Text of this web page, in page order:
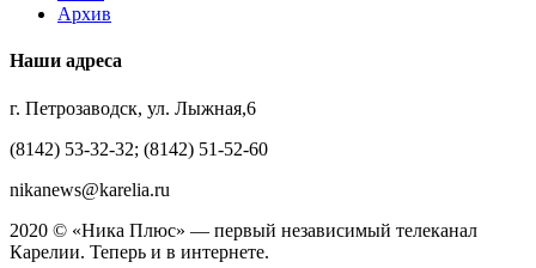
Архив
Наши адреса
г. Петрозаводск, ул. Лыжная,6
(8142) 53-32-32; (8142) 51-52-60
nikanews@karelia.ru
2020 © «Ника Плюс» — первый независимый телеканал
Карелии. Теперь и в интернете.